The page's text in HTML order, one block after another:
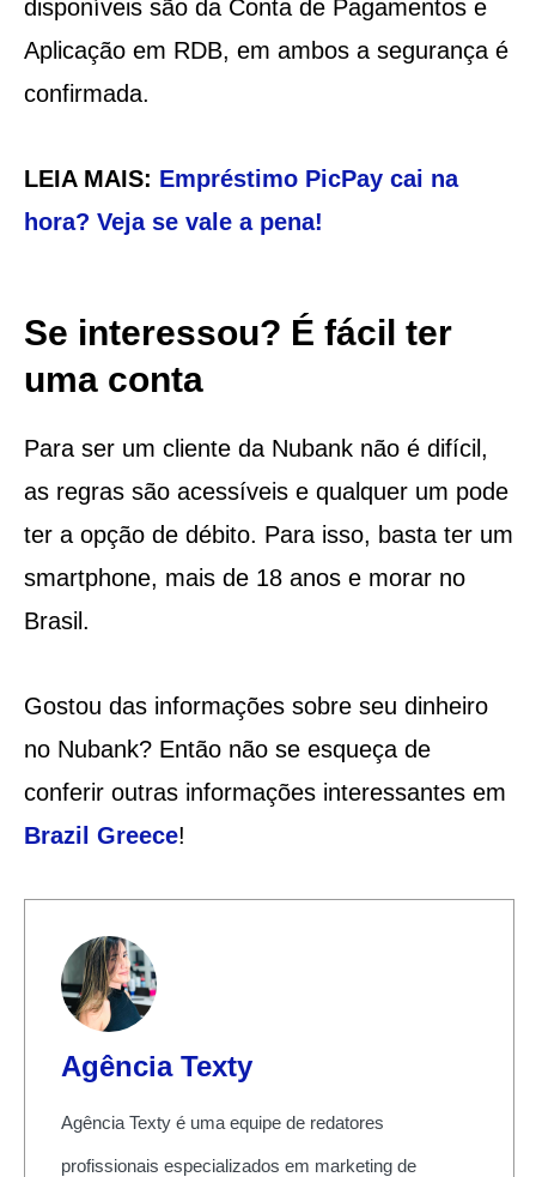
disponíveis são da Conta de Pagamentos e
Aplicação em RDB, em ambos a segurança é
confirmada.
LEIA MAIS: Empréstimo PicPay cai na
hora? Veja se vale a pena!
Se interessou? É fácil ter
uma conta
Para ser um cliente da Nubank não é difícil,
as regras são acessíveis e qualquer um pode
ter a opção de débito. Para isso, basta ter um
smartphone, mais de 18 anos e morar no
Brasil.
Gostou das informações sobre seu dinheiro
no Nubank? Então não se esqueça de
conferir outras informações interessantes em
Brazil Greece!
Agência Texty
Agência Texty é uma equipe de redatores
profissionais especializados em marketing de